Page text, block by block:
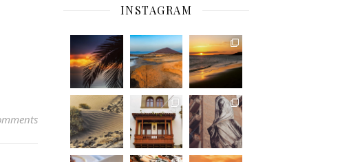
INSTAGRAM